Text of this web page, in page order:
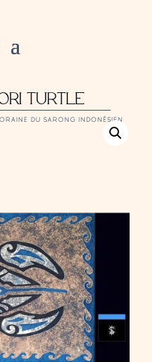
TURTLE
DU SARONG INDONÉSIEN